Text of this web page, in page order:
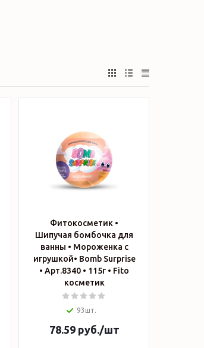
Фитокосметик •
Шипучая бомбочка для
ванны • Мороженка с
игрушкой• Bomb Surprise
• Арт.8340 • 115г • Fito
косметик
93шт.
78.59руб./шт